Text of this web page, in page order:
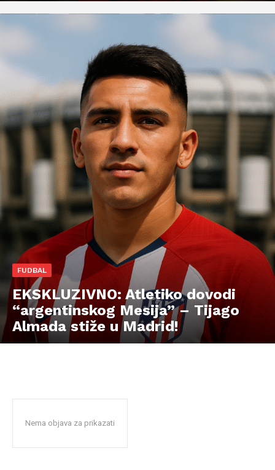
FUDBAL
EKSKLUZIVNO: Atletiko dovodi
“argentinskog Mesija” – Tijago
Almada stiže u Madrid!
Nema objava za prikazati